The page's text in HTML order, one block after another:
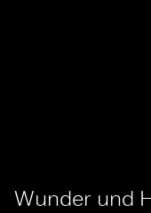
Wunder und